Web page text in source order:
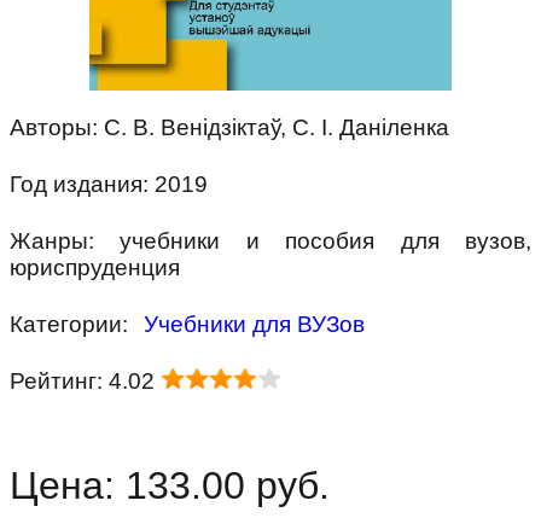
Авторы: С. В. Венідзіктаў, С. I. Даніленка
Год издания: 2019
Жанры: учебники и пособия для вузов,
юриспруденция
Категории: Учебники для ВУЗов
Рейтинг: 4.02
Цена: 133.00 руб.